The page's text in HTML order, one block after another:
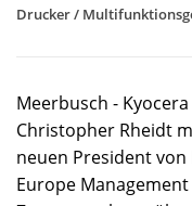
Drucker /
Meerbusch -
Christopher Rheidt
neuen President
Europe